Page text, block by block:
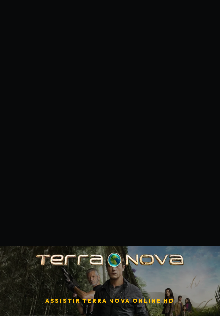
ASSISTIRTERRA NOVAONLINE HD